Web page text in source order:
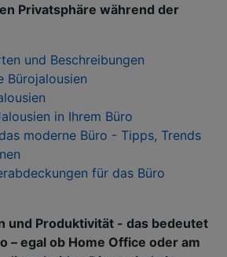
Privatsphäre während der
und Beschreibungen
Bürojalousien
in Ihrem Büro
moderne Büro - Tipps, Trends
für das Büro
und Produktivität - das bedeutet
– egal ob Home Office oder am